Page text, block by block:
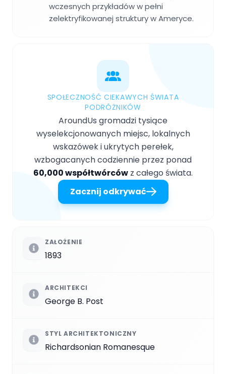
wczesnych przykładów w pełni
zelektryfikowanej struktury w Ameryce.
SPOŁECZNOŚĆ CIEKAWYCH ŚWIATA
PODRÓŻNIKÓW
AroundUs gromadzi tysiące
wyselekcjonowanych miejsc, lokalnych
wskazówek i ukrytych perełek,
wzbogacanych codziennie przez ponad
60,000 współtwórców z całego świata.
Zacznij odkrywać
ZAŁOŻENIE
1893
ARCHITEKCI
George B. Post
STYL ARCHITEKTONICZNY
Richardsonian Romanesque